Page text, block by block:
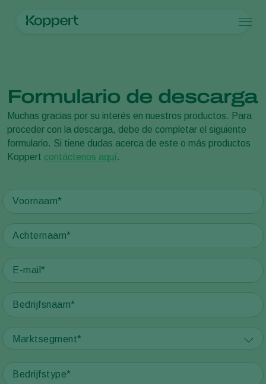
Ziektebestrijding
Bestuiving
Weerbaar telen
Uitzettechnieken
Monitoring & Scouting
Bedekte groenteteelt
Siergewassen
Vollegrondsgroenten
Akkerbouwgewassen
Plagen en ziekten
Plagen
Plantenziekten
Over Koppert
Over Koppert
Over Koppert
Nieuws en informatie
Duurzaamheid
Zoeken
Formulario de descarga
Muchas gracias por su interés en nuestros productos. Para
proceder con la descarga, debe de completar el siguiente
formulario. Si tiene dudas acerca de este o más productos
Koppert contáctenos aquí.
Marktsegment*